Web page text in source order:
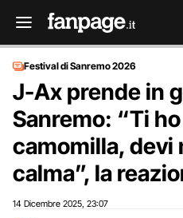
Festival di Sanremo 2026
J-Ax prende in
Sanremo: “Ti
camomilla, devi
calma”, la
14 Dicembre 2025 23:07